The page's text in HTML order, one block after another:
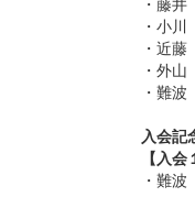
・小
・近
・外
・難
入会
【入
・難